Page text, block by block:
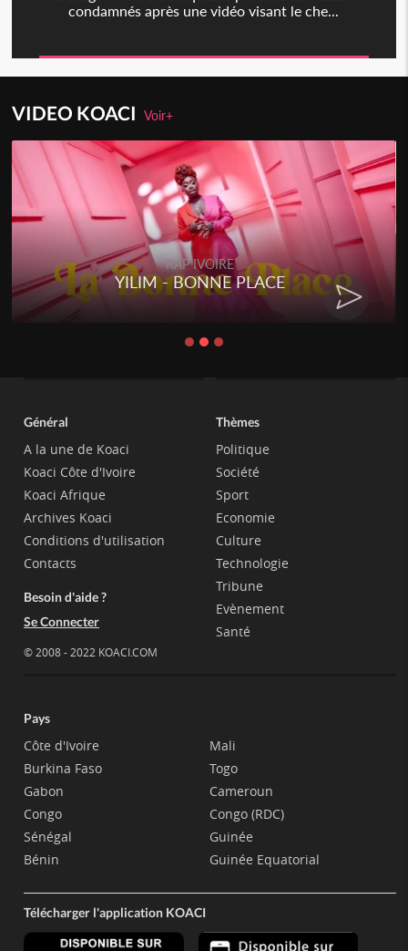
condamnés après une vidéo visant le che...
VIDEO KOACIVoir+
RAP IVOIRE
YILIM - BONNE PLACE
Général
A la une de Koaci
Koaci Côte d'Ivoire
Koaci Afrique
Archives Koaci
Conditions d'utilisation
Contacts
Besoin d'aide ?
Se Connecter
© 2008 - 2022 KOACI.COM
Thèmes
Politique
Société
Sport
Economie
Culture
Technologie
Tribune
Evènement
Santé
Pays
Côte d'Ivoire
Burkina Faso
Gabon
Congo
Sénégal
Bénin
Mali
Togo
Cameroun
Congo (RDC)
Guinée
Guinée Equatorial
Télécharger l'application KOACI